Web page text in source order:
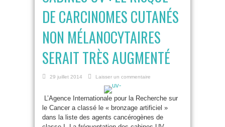
DE CARCINOMES CUTANÉS
NON MÉLANOCYTAIRES
SERAIT TRÈS AUGMENTÉ
29 juillet 2014 Laisser un commentaire
L’Agence Internationale pour la Recherche sur
le Cancer a classé le « bronzage artificiel »
dans la liste des agents cancérogènes de